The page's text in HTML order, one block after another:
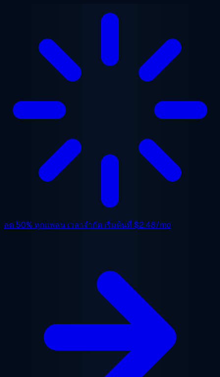
ลด 50% ทุกแพลน เวลาจำกัด เริ่มต้นที่ $2.48/mo